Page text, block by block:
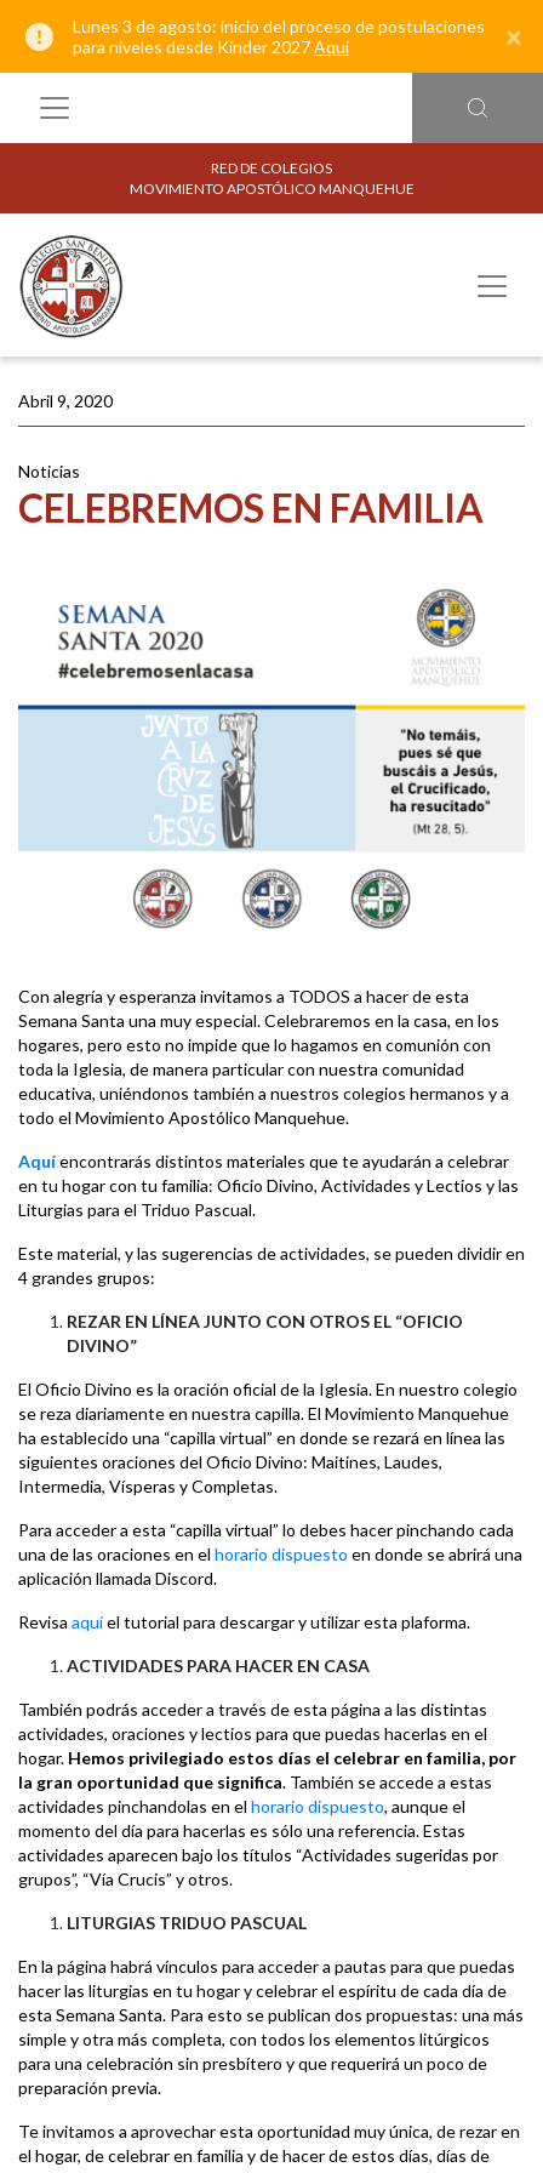
Lunes 3 de agosto: inicio del proceso de postulaciones
para niveles desde Kínder 2027Aquí ×
RED DE COLEGIOS
MOVIMIENTO APOSTÓLICO MANQUEHUE
Abril 9, 2020
Noticias
CELEBREMOS EN FAMILIA
Con alegría y esperanza invitamos a TODOS a hacer de esta
Semana Santa una muy especial. Celebraremos en la casa, en los
hogares, pero esto no impide que lo hagamos en comunión con
toda la Iglesia, de manera particular con nuestra comunidad
educativa, uniéndonos también a nuestros colegios hermanos y a
todo el Movimiento Apostólico Manquehue.
Aquíencontrarás distintos materiales que te ayudarán a celebrar
en tu hogar con tu familia: Oficio Divino, Actividades y Lectios y las
Liturgias para el Triduo Pascual.
Este material, y las sugerencias de actividades, se pueden dividir en
4 grandes grupos:
REZAR EN LÍNEA JUNTO CON OTROS EL “OFICIO
DIVINO”
El Oficio Divino es la oración oficial de la Iglesia. En nuestro colegio
se reza diariamente en nuestra capilla. El Movimiento Manquehue
ha establecido una “capilla virtual” en donde se rezará en línea las
siguientes oraciones del Oficio Divino: Maitines, Laudes,
Intermedia, Vísperas y Completas.
Para acceder a esta “capilla virtual” lo debes hacer pinchando cada
una de las oraciones en el horario dispuesto en donde se abrirá una
aplicación llamada Discord.
Revisa aquíel tutorial para descargar y utilizar esta plaforma.
ACTIVIDADES PARA HACER EN CASA
También podrás acceder a través de esta página a las distintas
actividades, oraciones y lectios para que puedas hacerlas en el
hogar. Hemos privilegiado estos días el celebrar en familia, por
la gran oportunidad que significa. También se accede a estas
actividades pinchandolas en el horario dispuesto, aunque el
momento del día para hacerlas es sólo una referencia. Estas
actividades aparecen bajo los títulos “Actividades sugeridas por
grupos”, “Vía Crucis” y otros.
LITURGIAS TRIDUO PASCUAL
En la página habrá vínculos para acceder a pautas para que puedas
hacer las liturgias en tu hogar y celebrar el espíritu de cada día de
esta Semana Santa. Para esto se publican dos propuestas: una más
simple y otra más completa, con todos los elementos litúrgicos
para una celebración sin presbítero y que requerirá un poco de
preparación previa.
Te invitamos a aprovechar esta oportunidad muy única, de rezar en
el hogar, de celebrar en familia y de hacer de estos días, días de